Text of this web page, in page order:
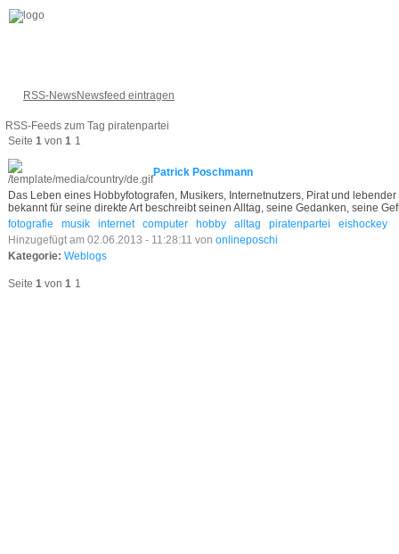
RSS-NewsNewsfeed eintragen
RSS-Feeds zum Tag piratenpartei
Seite 1 von 1 1
Patrick Poschmann
Das Leben eines Hobbyfotografen, Musikers, Internetnutzers, Pirat und
bekannt für seine direkte Art beschreibt seinen Alltag, seine Gedanken, seine
fotografie
musik internet computer hobby alltag piratenpartei
eishockey
Hinzugefügt am 02.06.2013 - 11:28:11 von onlineposchi
Kategorie: Weblogs
Seite 1 von 1 1